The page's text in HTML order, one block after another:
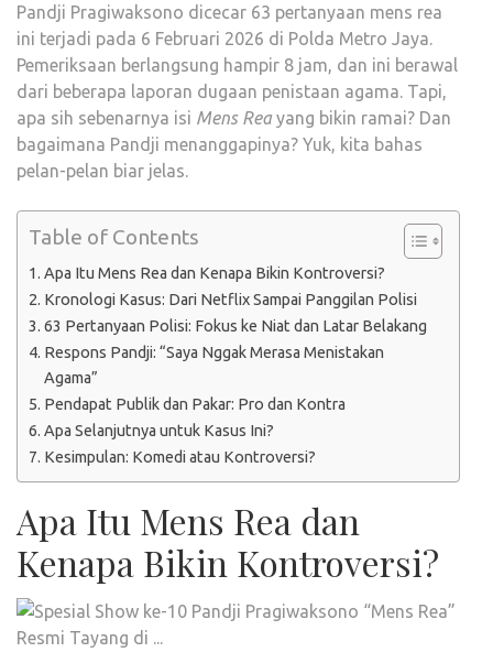
Pandji Pragiwaksono dicecar 63 pertanyaan mens rea
ini terjadi pada 6 Februari 2026 di Polda Metro Jaya.
Pemeriksaan berlangsung hampir 8 jam, dan ini berawal
dari beberapa laporan dugaan penistaan agama. Tapi,
apa sih sebenarnya isi Mens Rea yang bikin ramai? Dan
bagaimana Pandji menanggapinya? Yuk, kita bahas
pelan-pelan biar jelas.
Table of Contents
Apa Itu Mens Rea dan Kenapa Bikin Kontroversi?
Kronologi Kasus: Dari Netflix Sampai Panggilan Polisi
63 Pertanyaan Polisi: Fokus ke Niat dan Latar Belakang
Respons Pandji: “Saya Nggak Merasa Menistakan
Agama”
Pendapat Publik dan Pakar: Pro dan Kontra
Apa Selanjutnya untuk Kasus Ini?
Kesimpulan: Komedi atau Kontroversi?
Apa Itu Mens Rea dan
Kenapa Bikin Kontroversi?